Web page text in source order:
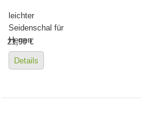
leichter
Seidenschal für
Herren
21,90 €
Details